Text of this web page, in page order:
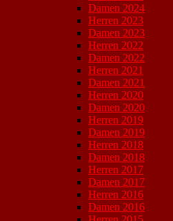
Damen 2024
Herren 2023
Damen 2023
Herren 2022
Damen 2022
Herren 2021
Damen 2021
Herren 2020
Damen 2020
Herren 2019
Damen 2019
Herren 2018
Damen 2018
Herren 2017
Damen 2017
Herren 2016
Damen 2016